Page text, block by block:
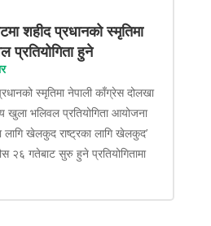
शहीद प्रधानको स्मृतिमा
प्रतियोगिता हुने
स्मृतिमा नेपाली काँग्रेस दोलखा
खुला भलिवल प्रतियोगिता आयोजना
लागि खेलकुद राष्ट्रका लागि खेलकुद’
२६ गतेबाट सुरु हुने प्रतियोगितामा